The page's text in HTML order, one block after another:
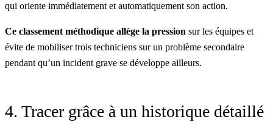
qui oriente immédiatement et automatiquement son action.
Ce classement méthodique allège la pression sur les équipes et
évite de mobiliser trois techniciens sur un problème secondaire
pendant qu’un incident grave se développe ailleurs.
4. Tracer grâce à un historique détaillé